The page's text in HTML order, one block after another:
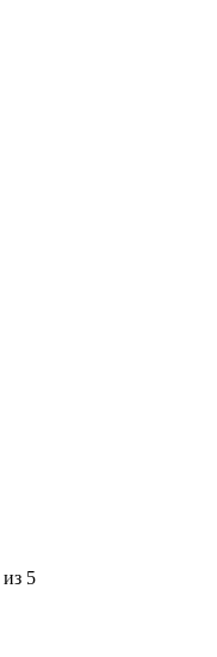
из 5